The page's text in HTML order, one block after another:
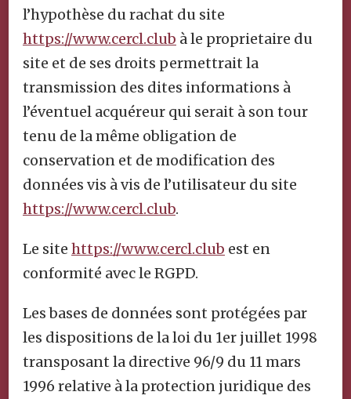
l’hypothèse du rachat du site
https://www.cercl.club à le proprietaire du
site et de ses droits permettrait la
transmission des dites informations à
l’éventuel acquéreur qui serait à son tour
tenu de la même obligation de
conservation et de modification des
données vis à vis de l’utilisateur du site
https://www.cercl.club.
Le site https://www.cercl.club est en
conformité avec le RGPD.
Les bases de données sont protégées par
les dispositions de la loi du 1er juillet 1998
transposant la directive 96/9 du 11 mars
1996 relative à la protection juridique des